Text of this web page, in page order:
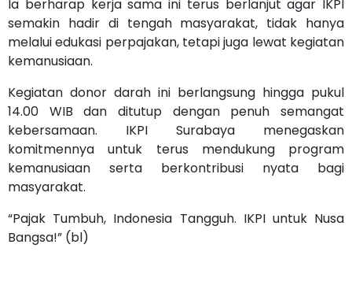
Ia berharap kerja sama ini terus berlanjut agar IKPI
semakin hadir di tengah masyarakat, tidak hanya
melalui edukasi perpajakan, tetapi juga lewat kegiatan
kemanusiaan.
Kegiatan donor darah ini berlangsung hingga pukul
14.00 WIB dan ditutup dengan penuh semangat
kebersamaan. IKPI Surabaya menegaskan
komitmennya untuk terus mendukung program
kemanusiaan serta berkontribusi nyata bagi
masyarakat.
“Pajak Tumbuh, Indonesia Tangguh. IKPI untuk Nusa
Bangsa!” (bl)